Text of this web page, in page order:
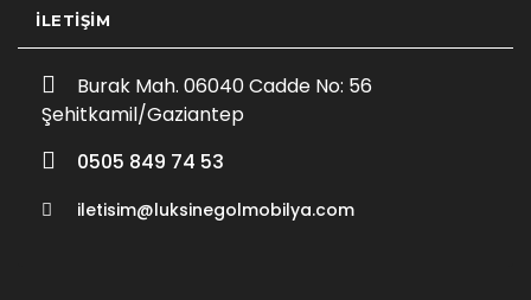
İLETIŞIM
Burak Mah. 06040 Cadde No: 56
Şehitkamil/Gaziantep
0505 849 74 53
iletisim@luksinegolmobilya.com